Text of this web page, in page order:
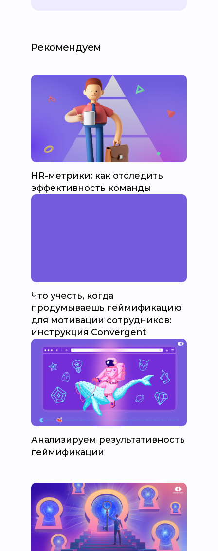
Рекомендуем
HR-метрики: как отследить
эффективность команды
Что учесть, когда
продумываешь геймификацию
для мотивации сотрудников:
инструкция Convergent
Анализируем результативность
геймификации